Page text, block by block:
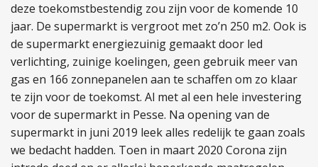
deze toekomstbestendig zou zijn voor de komende 10
jaar. De supermarkt is vergroot met zo’n 250 m2. Ook is
de supermarkt energiezuinig gemaakt door led
verlichting, zuinige koelingen, geen gebruik meer van
gas en 166 zonnepanelen aan te schaffen om zo klaar
te zijn voor de toekomst. Al met al een hele investering
voor de supermarkt in Pesse. Na opening van de
supermarkt in juni 2019 leek alles redelijk te gaan zoals
we bedacht hadden. Toen in maart 2020 Corona zijn